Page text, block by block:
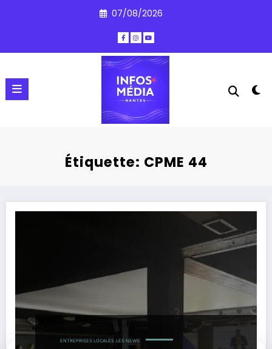
07/08/2026
Étiquette: CPME 44
ENTREPRISES LOCALES LES NEWS